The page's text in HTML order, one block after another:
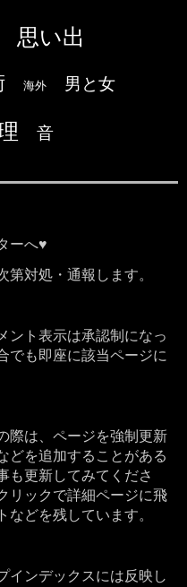
思い出
海外 男と女
音
ーへ♥
対処・通報します。
ント表示は承認制になっ
でも即座に該当ページに
際は、ページを強制更新
どを追加することがある
も更新してみてくださ
リックで詳細ページに飛
どを残しています。
インデックスには反映し